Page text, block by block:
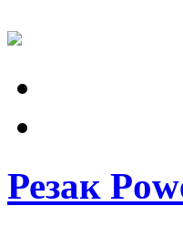
Резак